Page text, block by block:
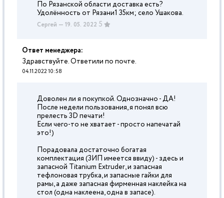
По Рязанской области доставка есть?
Удолённость от Рязани1 35км; село Ушакова.
Сергей — 19. 05. 2022 5
Ответ менеджера:
Здравствуйте. Ответили по почте.
04.11.2022 10:58
Доволен ли я покупкой. Однозначно - ДА!
После недели пользования, я понял всю
прелесть 3D печати!
Если чего-то не хватает - просто напечатай
это!)
Порадовала достаточно богатая
комплектация (ЗИП имеется ввиду) - здесь и
запасной Titanium Extruder, и запасная
тефлоновая трубка, и запасные гайки для
рамы, а даже запасная фирменная наклейка на
стол (одна наклеена, одна в запасе).